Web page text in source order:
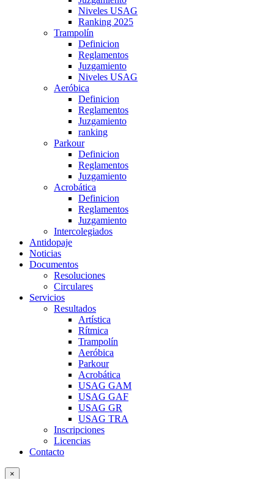
Niveles USAG
Ranking 2025
Trampolín
Definicion
Reglamentos
Juzgamiento
Niveles USAG
Aeróbica
Definicion
Reglamentos
Juzgamiento
ranking
Parkour
Definicion
Reglamentos
Juzgamiento
Acrobática
Definicion
Reglamentos
Juzgamiento
Intercolegiados
Antidopaje
Noticias
Documentos
Resoluciones
Circulares
Servicios
Resultados
Artística
Rítmica
Trampolín
Aeróbica
Parkour
Acrobática
USAG GAM
USAG GAF
USAG GR
USAG TRA
Inscripciones
Licencias
Contacto
×